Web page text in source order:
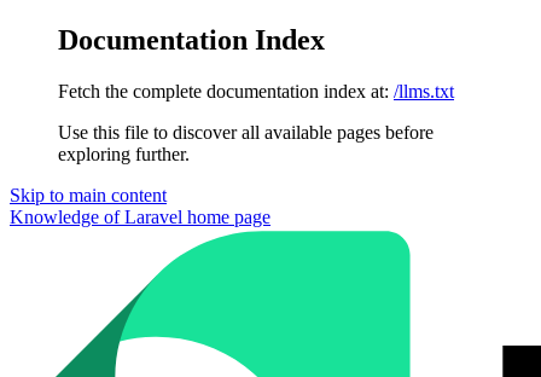
Documentation Index
Fetch the complete documentation index at: /llms.txt
Use this file to discover all available pages before
exploring further.
Skip to main content
Knowledge of Laravel home page